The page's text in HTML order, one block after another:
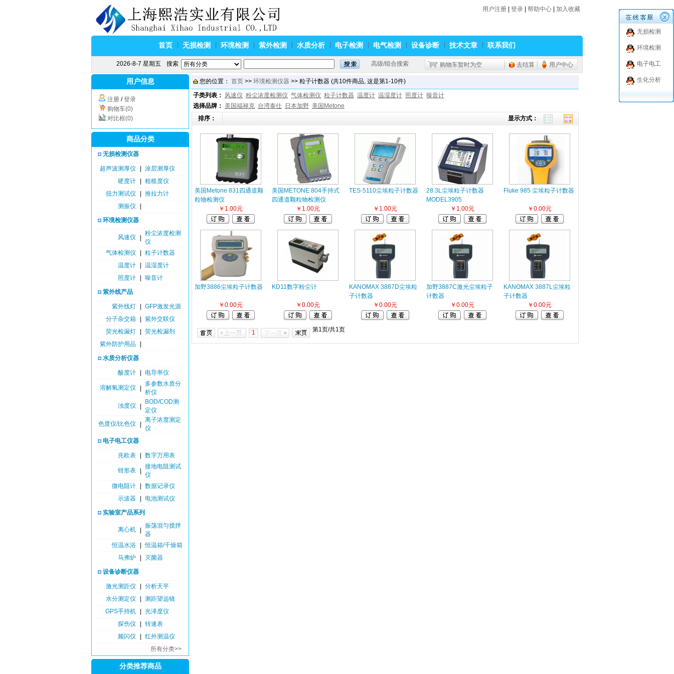
用户注册 登录 帮助中心 加入收藏
首页 无损检测 环境检测 紫外检测 水质分析 电子检测 电气检测 设备诊断 技术文章 联系我们
2026-8-7 星期五 搜索 高级/组合搜索 购物车暂时为空 去结算 用户中心
无损检测
环境检测
电子电工
生化分析
用户信息
注册 /登录
购物车(0)
对比框(0)
商品分类
无损检测仪器
超声波测厚仪
涂层测厚仪
硬度计
粗糙度仪
扭力测试仪
推拉力计
测振仪
环境检测仪器
风速仪
粉尘浓度检测
仪
气体检测仪
粒子计数器
温度计
温湿度计
照度计
噪音计
紫外线产品
紫外线灯
GFP激发光源
分子杂交箱
紫外交联仪
荧光检漏灯
荧光检漏剂
紫外防护用品
水质分析仪器
酸度计 电导率仪
溶解氧测定仪
多参数水质分
析仪
浊度仪
BOD/COD测
定仪
色度仪/比色仪
离子浓度测定
仪
电子电工仪器
兆欧表 数字万用表
钳形表
接地电阻测试
仪
微电阻计
数据记录仪
示波器
电池测试仪
实验室产品系列
离心机
振荡混匀搅拌
器
恒温水浴
恒温箱/干燥箱
马弗炉
灭菌器
设备诊断仪器
激光测距仪
分析天平
水分测定仪
测距望远镜
GPS手持机
光泽度仪
探伤仪
转速表
频闪仪
红外测温仪
所有分类>>
分类推荐商品
您的位置： 首页 >> 环境检测仪器 >> 粒子计数器 (共10件商品, 这是第1-10件)
子类列表： 风速仪 粉尘浓度检测仪 气体检测仪 粒子计数器 温度计 温湿度计 照度计 噪音计
选择品牌： 美国福禄克 台湾泰仕 日本加野 美国Metone
排序：
显示方式：
美国Metone 831四通道颗
粒物检测仪
￥1.00元
美国METONE 804手持式
四通道颗粒物检测仪
￥1.00元
TES-5110尘埃粒子计数器
￥1.00元
28.3L尘埃粒子计数器
MODEL3905
￥1.00元
Fluke 985 尘埃粒子计数器
￥0.00元
加野3886尘埃粒子计数器
￥0.00元
KD11数字粉尘计
￥0.00元
KANOMAX 3887D尘埃粒
子计数器
￥0.00元
加野3887C激光尘埃粒子
计数器
￥0.00元
KANOMAX 3887L尘埃粒
子计数器
￥0.00元
第1页/共1页
1